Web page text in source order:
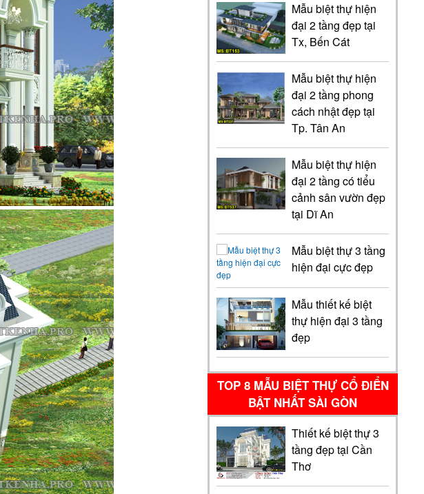
Mẫu biệt thự hiện
đại 2 tầng đẹp tại
Tx, Bến Cát
Mẫu biệt thự hiện
đại 2 tầng phong
cách nhật đẹp tại
Tp. Tân An
Mẫu biệt thự hiện
đại 2 tầng có tiểu
cảnh sân vườn đẹp
tại Dĩ An
Mẫu biệt thự 3 tầng
hiện đại cực đẹp
Mẫu thiết kế biệt
thự hiện đại 3 tầng
đẹp
TOP 8 MẪU BIỆT THỰ CỔ ĐIỂN
BẬT NHẤT SÀI GÒN
Thiết kế biệt thự 3
tầng đẹp tại Cần
Thơ